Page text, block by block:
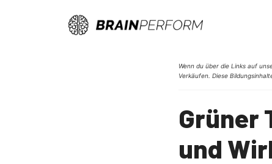
Wenn du über die Links auf
Verkäufen. Diese
Grüner
und